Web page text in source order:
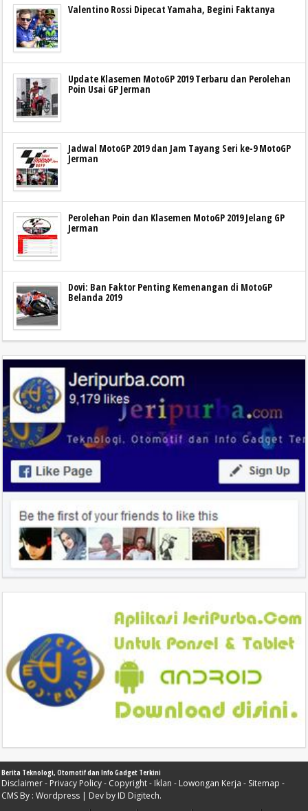
Valentino Rossi Dipecat Yamaha, Begini Faktanya
Update Klasemen MotoGP 2019 Terbaru dan Perolehan
Poin Usai GP Jerman
Jadwal MotoGP 2019 dan Jam Tayang Seri ke-9 MotoGP
Jerman
Perolehan Poin dan Klasemen MotoGP 2019 Jelang GP
Jerman
Dovi: Ban Faktor Penting Kemenangan di MotoGP
Belanda 2019
Berita Teknologi, Otomotif dan Info Gadget Terkini
Disclaimer- Privacy Policy- Copyright- Iklan - Lowongan Kerja - Sitemap -
CMS By : Wordpress | Dev by ID Digitech.